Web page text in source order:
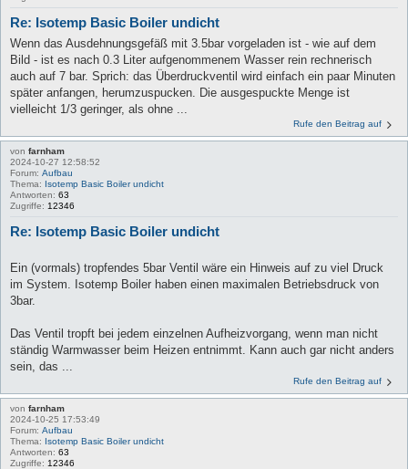
Re: Isotemp Basic Boiler undicht
Wenn das Ausdehnungsgefäß mit 3.5bar vorgeladen ist - wie auf dem
Bild - ist es nach 0.3 Liter aufgenommenem Wasser rein rechnerisch
auch auf 7 bar. Sprich: das Überdruckventil wird einfach ein paar Minuten
später anfangen, herumzuspucken. Die ausgespuckte Menge ist
vielleicht 1/3 geringer, als ohne ...
Rufe den Beitrag auf
von farnham
2024-10-27 12:58:52
Forum: Aufbau
Thema: Isotemp Basic Boiler undicht
Antworten: 63
Zugriffe: 12346
Re: Isotemp Basic Boiler undicht
Ein (vormals) tropfendes 5bar Ventil wäre ein Hinweis auf zu viel Druck
im System. Isotemp Boiler haben einen maximalen Betriebsdruck von
3bar.
Das Ventil tropft bei jedem einzelnen Aufheizvorgang, wenn man nicht
ständig Warmwasser beim Heizen entnimmt. Kann auch gar nicht anders
sein, das ...
Rufe den Beitrag auf
von farnham
2024-10-25 17:53:49
Forum: Aufbau
Thema: Isotemp Basic Boiler undicht
Antworten: 63
Zugriffe: 12346